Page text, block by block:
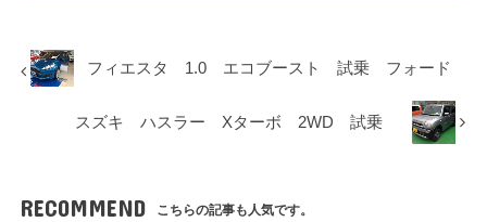
フィエスタ 1.0 エコブースト 試乗 フォード
スズキ ハスラー Xターボ 2WD 試乗
RECOMMEND こちらの記事も人気です。